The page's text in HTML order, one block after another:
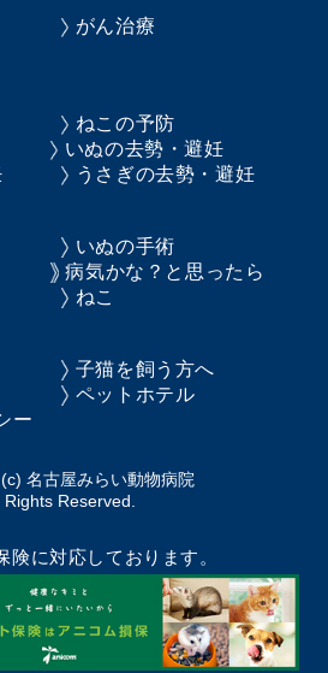
がん治療
ねこの予防
いぬの去勢・避妊
うさぎの去勢・避妊
いぬの手術
病気かな？と思ったら
ねこ
子猫を飼う方へ
ペットホテル
ー
名古屋みらい動物病院
Rights Reserved.
険に対応しております。